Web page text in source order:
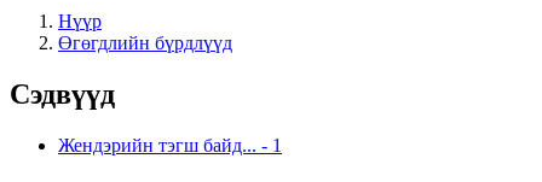
Нүүр
Өгөгдлийн бүрдлүүд
Сэдвүүд
Жендэрийн тэгш байд... - 1